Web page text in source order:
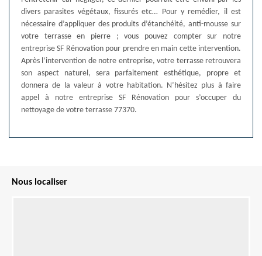
divers parasites végétaux, fissurés etc… Pour y remédier, il est
nécessaire d’appliquer des produits d’étanchéité, anti-mousse sur
votre terrasse en pierre ; vous pouvez compter sur notre
entreprise SF Rénovation pour prendre en main cette intervention.
Après l’intervention de notre entreprise, votre terrasse retrouvera
son aspect naturel, sera parfaitement esthétique, propre et
donnera de la valeur à votre habitation. N’hésitez plus à faire
appel à notre entreprise SF Rénovation pour s’occuper du
nettoyage de votre terrasse 77370.
Nous localiser